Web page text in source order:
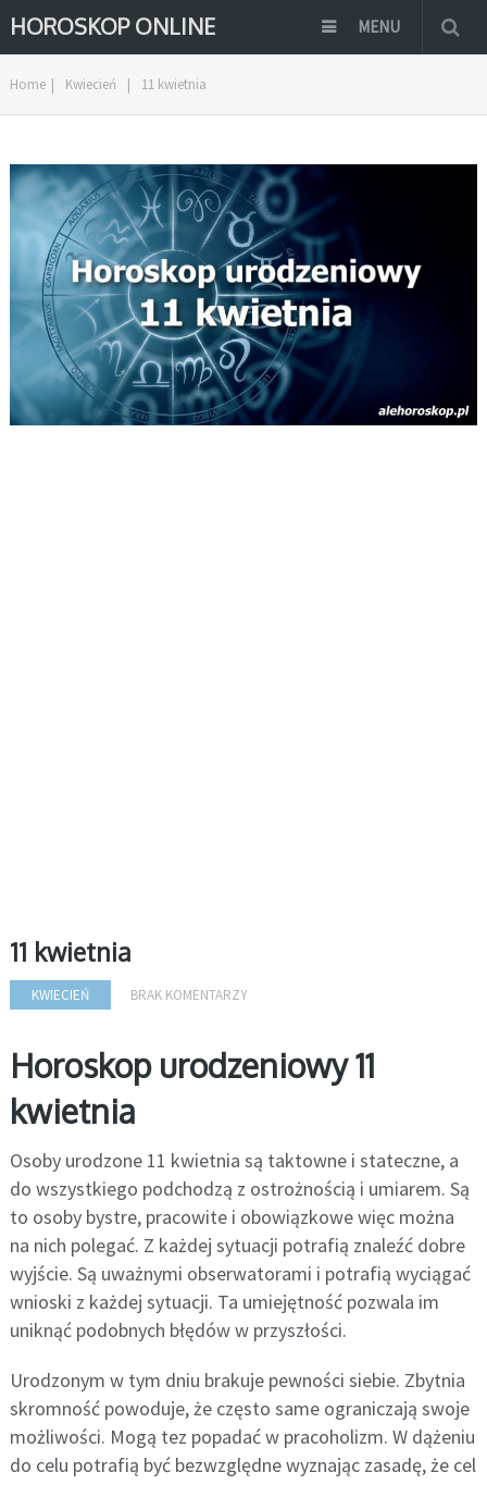
HOROSKOP ONLINE MENU
Home | Kwiecień | 11 kwietnia
11 kwietnia
KWIECIEŃ BRAK KOMENTARZY
Horoskop urodzeniowy 11
kwietnia
Osoby urodzone 11 kwietnia są taktowne i stateczne, a
do wszystkiego podchodzą z ostrożnością i umiarem. Są
to osoby bystre, pracowite i obowiązkowe więc można
na nich polegać. Z każdej sytuacji potrafią znaleźć dobre
wyjście. Są uważnymi obserwatorami i potrafią wyciągać
wnioski z każdej sytuacji. Ta umiejętność pozwala im
uniknąć podobnych błędów w przyszłości.
Urodzonym w tym dniu brakuje pewności siebie. Zbytnia
skromność powoduje, że często same ograniczają swoje
możliwości. Mogą tez popadać w pracoholizm. W dążeniu
do celu potrafią być bezwzględne wyznając zasadę, że cel